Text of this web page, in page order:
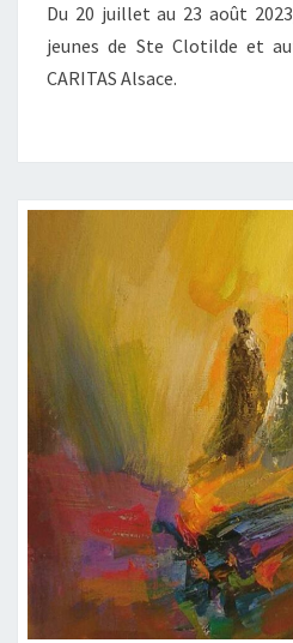
Du 20 juillet au 23 août
jeunes de Ste Clotilde et
CARITAS Alsace.